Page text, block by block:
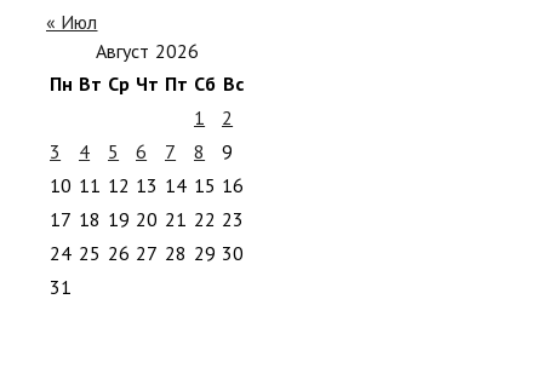
« Июл
Август 2026
Пн Вт Ср Чт Пт Сб Вс
1
2
3
4 5 6 7 8
9
10 11 12 13 14 15 16
17 18 19 20 21 22 23
24 25 26 27 28 29 30
31